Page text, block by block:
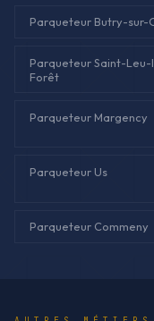
Parqueteur Butry-sur-
Parqueteur Saint-
Forêt
Parqueteur Margency
Parqueteur Us
Parqueteur Commeny